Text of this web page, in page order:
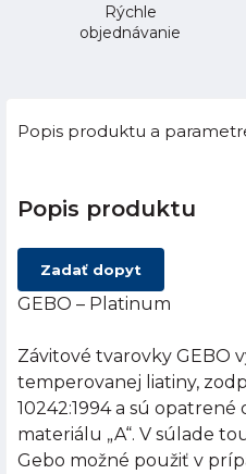
Rýchle
objednávanie
Popis produktu a
Popis produktu
Zadať dopyt
GEBO – Platinum
Závitové tvarovky GEBO
temperovanej liatiny,
10242:1994 a sú
materiálu „A“. V súlade
Gebo možné použiť v